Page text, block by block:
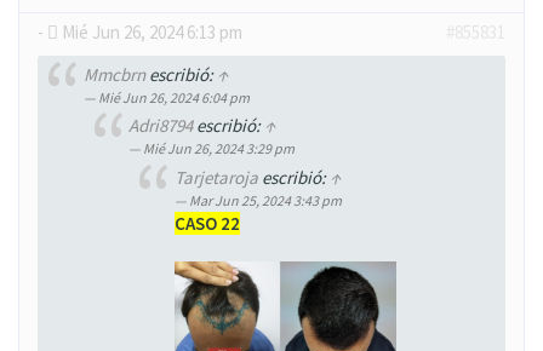
-
Mié Jun 26, 2024 6:13 pm
Mmcbrnescribió: ↑
Mié Jun 26, 2024 6:04 pm
Adri8794escribió: ↑
Mié Jun 26, 2024 3:29 pm
Tarjetarojaescribió: ↑
Mar Jun 25, 2024 3:43 pm
CASO 22